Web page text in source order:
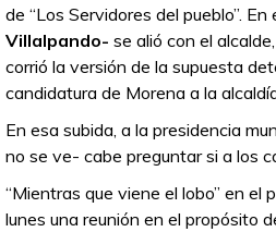
de “Los Servidores del pueblo”. En
Villalpando- se alió con el
corrió la versión de la supuesta
candidatura de Morena a la
En esa subida, a la presidencia
no se ve- cabe preguntar si a los
“Mientras que viene el lobo” en
lunes una reunión en el propósito